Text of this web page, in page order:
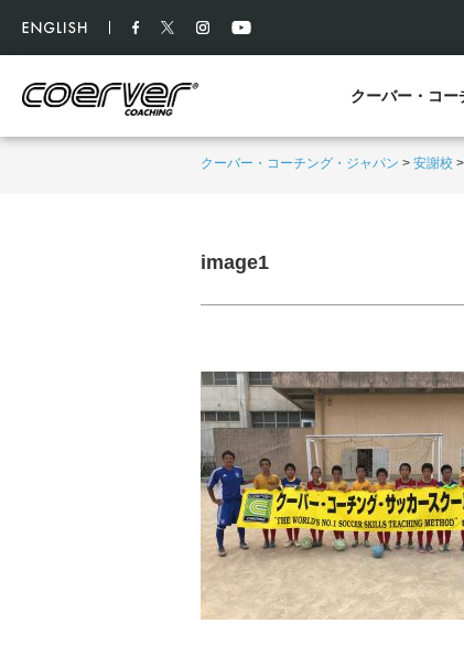
クーバー・コー
クーバー・コーチング・ジャパン > 安謝校 >
image1